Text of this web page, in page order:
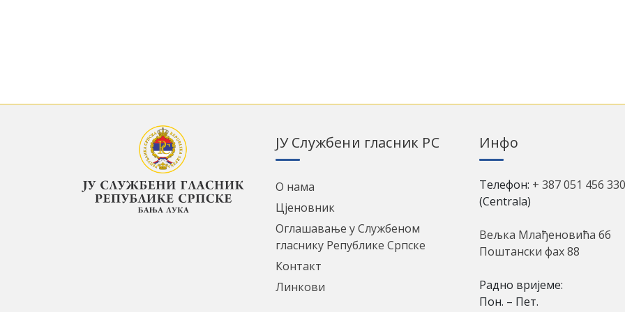
ЈУ Службени гласник РС
О нама
Цјеновник
Оглашавање у Службеном
гласнику Републике Српске
Контакт
Линкови
Инфо
Телефон: + 387 051 456 330
(Centrala)
Вељка Млађеновића бб
Поштански фах 88
Радно вријеме:
Пон. – Пет.